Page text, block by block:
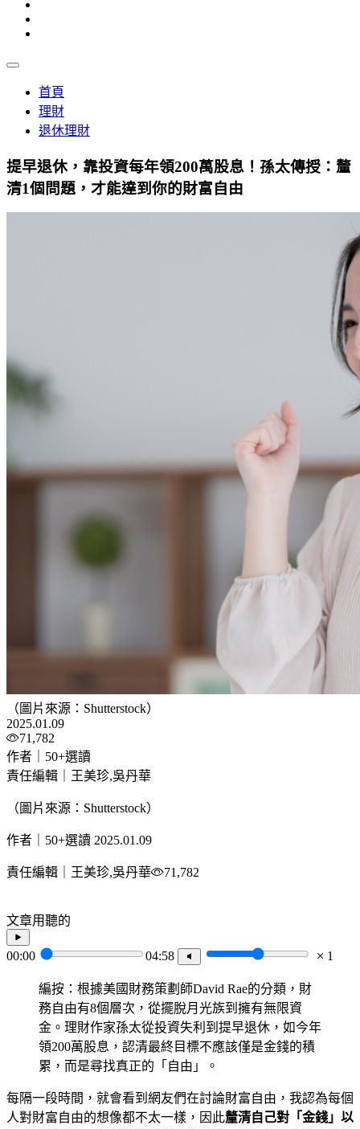
首頁
理財
退休理財
提早退休，靠投資每年領200萬股息！孫太傳授：釐
清1個問題，才能達到你的財富自由
（圖片來源：Shutterstock）
2025.01.09
71,782
作者｜50+選讀
責任編輯｜王美珍,吳丹華
（圖片來源：Shutterstock）
作者｜50+選讀 2025.01.09
責任編輯｜王美珍,吳丹華 71,782
文章用聽的
00:00 04:58 1
編按：根據美國財務策劃師David Rae的分類，財
務自由有8個層次，從擺脫月光族到擁有無限資
金。理財作家孫太從投資失利到提早退休，如今年
領200萬股息，認清最終目標不應該僅是金錢的積
累，而是尋找真正的「自由」。
每隔一段時間，就會看到網友們在討論財富自由，我認為每個
人對財富自由的想像都不太一樣，因此釐清自己對「金錢」以